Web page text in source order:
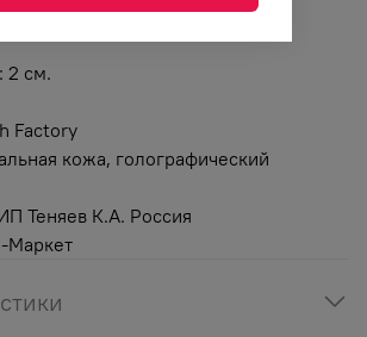
2 см.
Factory
кожа, голографический
Теняев К.А. Россия
Маркет